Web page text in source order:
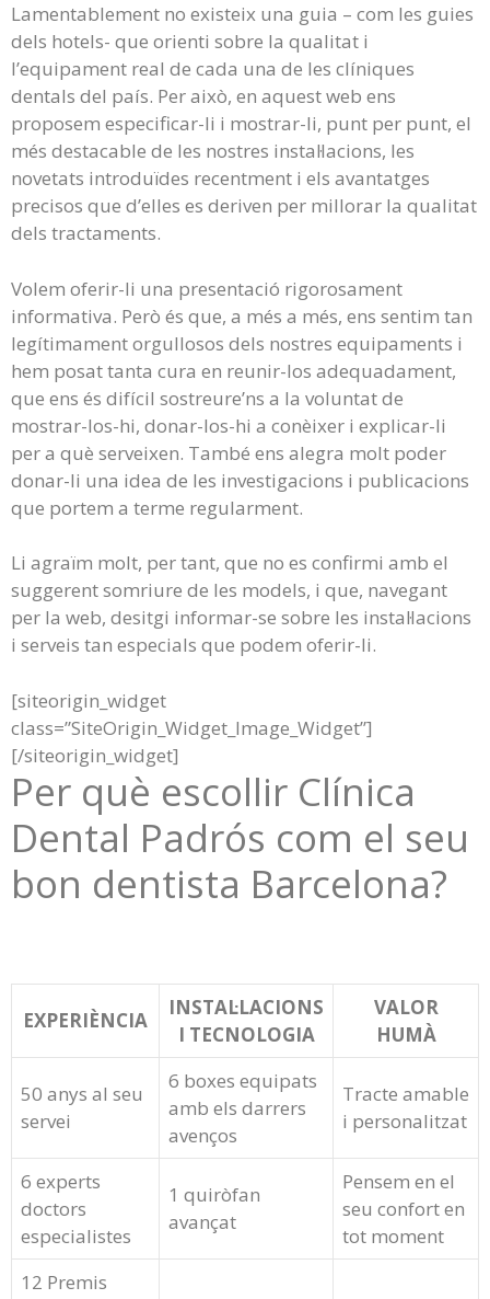
Lamentablement no existeix una guia – com les guies
dels hotels- que orienti sobre la qualitat i
l’equipament real de cada una de les clíniques
dentals del país. Per això, en aquest web ens
proposem especificar-li i mostrar-li, punt per punt, el
més destacable de les nostres instal·lacions, les
novetats introduïdes recentment i els avantatges
precisos que d’elles es deriven per millorar la qualitat
dels tractaments.
Volem oferir-li una presentació rigorosament
informativa. Però és que, a més a més, ens sentim tan
legítimament orgullosos dels nostres equipaments i
hem posat tanta cura en reunir-los adequadament,
que ens és difícil sostreure’ns a la voluntat de
mostrar-los-hi, donar-los-hi a conèixer i explicar-li
per a què serveixen. També ens alegra molt poder
donar-li una idea de les investigacions i publicacions
que portem a terme regularment.
Li agraïm molt, per tant, que no es confirmi amb el
suggerent somriure de les models, i que, navegant
per la web, desitgi informar-se sobre les instal·lacions
i serveis tan especials que podem oferir-li.
[siteorigin_widget
class=”SiteOrigin_Widget_Image_Widget”]
[/siteorigin_widget]
Per què escollir Clínica
Dental Padrós com el seu
bon dentista Barcelona?
EXPERIÈNCIA
INSTAL·LACIONS
I TECNOLOGIA
VALOR
HUMÀ
50 anys al seu
servei
6 boxes equipats
amb els darrers
avenços
Tracte amable
i personalitzat
6 experts
doctors
especialistes
1 quiròfan
avançat
Pensem en el
seu confort en
tot moment
12 Premis